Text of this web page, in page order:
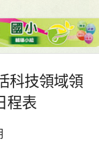
科技領域領
程表